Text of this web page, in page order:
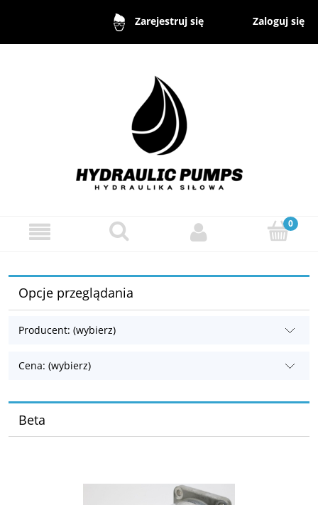
Zarejestruj się Zaloguj się
Opcje przeglądania
Producent: (wybierz)
Cena: (wybierz)
Beta